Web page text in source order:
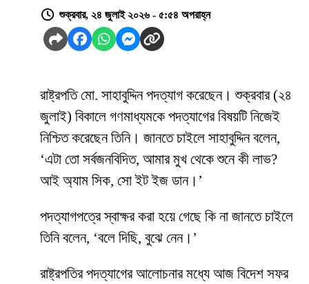
শুক্রবার, ২৪ জুলাই ২০২৬ - ৫:৫৪ অপরাহ্ন
রাষ্ট্রপতি মো. সাহাবুদ্দিন পদত্যাগ করেছেন। শুক্রবার (২৪
জুলাই) বিকালে গণমাধ্যমকে পদত্যাগের বিষয়টি নিজেই
নিশ্চিত করেছেন তিনি। জানতে চাইলে সাহাবুদ্দিন বলেন,
‘এটা তো সর্বজনবিদিত, আমার মুখ থেকে শুনে কী লাভ?
আই অ্যাম সিক, সো ইট ইজ ডান।’
পদত্যাগপত্রে স্বাক্ষর করা হয়ে গেছে কি না জানতে চাইলে
তিনি বলেন, ‘বলে দিছি, বুঝে নেন।’
রাষ্ট্রপতির পদত্যাগের আলোচনার মধ্যে আজ বিদেশ সফর